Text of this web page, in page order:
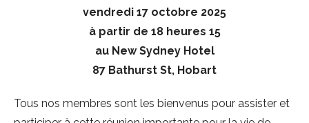
vendredi 17 octobre 2025
à partir de 18 heures 15
au New Sydney Hotel
87 Bathurst St, Hobart
Tous nos membres sont les bienvenus pour assister et